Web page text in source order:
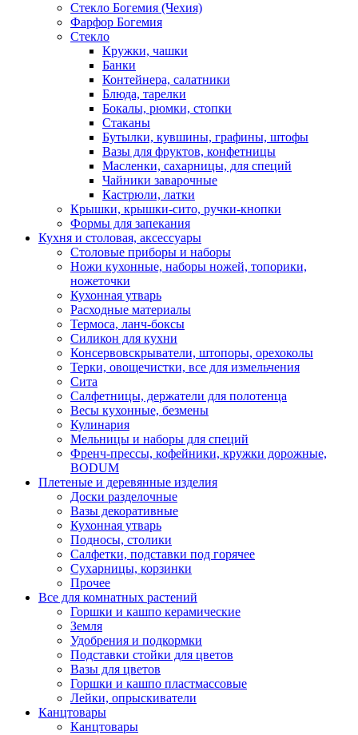
Стекло Богемия (Чехия)
Фарфор Богемия
Стекло
Кружки, чашки
Банки
Контейнера, салатники
Блюда, тарелки
Бокалы, рюмки, стопки
Стаканы
Бутылки, кувшины, графины, штофы
Вазы для фруктов, конфетницы
Масленки, сахарницы, для специй
Чайники заварочные
Кастрюли, латки
Крышки, крышки-сито, ручки-кнопки
Формы для запекания
Кухня и столовая, аксессуары
Столовые приборы и наборы
Ножи кухонные, наборы ножей, топорики,
ножеточки
Кухонная утварь
Расходные материалы
Термоса, ланч-боксы
Силикон для кухни
Консервовскрыватели, штопоры, орехоколы
Терки, овощечистки, все для измельчения
Сита
Салфетницы, держатели для полотенца
Весы кухонные, безмены
Кулинария
Мельницы и наборы для специй
Френч-прессы, кофейники, кружки дорожные,
BODUM
Плетеные и деревянные изделия
Доски разделочные
Вазы декоративные
Кухонная утварь
Подносы, столики
Салфетки, подставки под горячее
Сухарницы, корзинки
Прочее
Все для комнатных растений
Горшки и кашпо керамические
Земля
Удобрения и подкормки
Подставки стойки для цветов
Вазы для цветов
Горшки и кашпо пластмассовые
Лейки, опрыскиватели
Канцтовары
Канцтовары